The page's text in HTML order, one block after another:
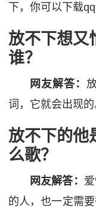
下，你可以下载
放不下想又
谁？
网友解答：
词，它就会出现的
放不下的他
么歌？
网友解答：
的人，也一定需